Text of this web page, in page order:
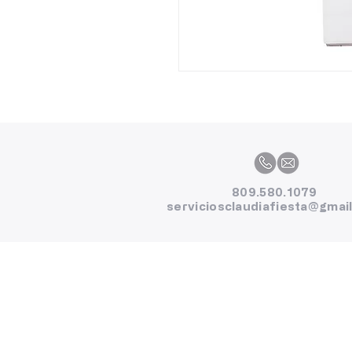
809.580.1079